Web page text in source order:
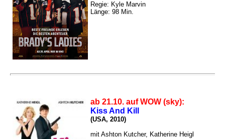
Regie: Kyle Marvin
Länge: 98 Min.
ab 21.10. auf WOW (sky):
Kiss And Kill
(USA, 2010)
mit Ashton Kutcher, Katherine Heigl